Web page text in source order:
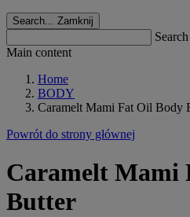
Search... Zamknij
Search
Main content
Home
BODY
Caramelt Mami Fat Oil Body
Powrót do strony głównej
Caramelt Mami
Butter